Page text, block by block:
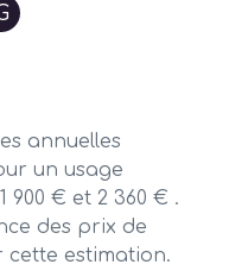
annuelles
un usage
900 € et 2 360 € .
des prix de
cette estimation.